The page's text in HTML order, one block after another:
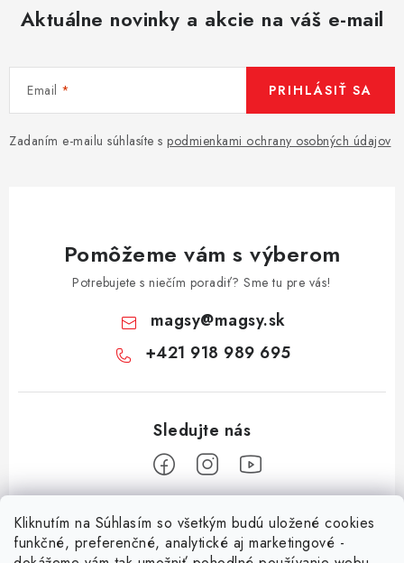
Kliknutím na Súhlasím so všetkým budú uložené cookies
funkčné, preferenčné, analytické aj marketingové -
Aktuálne novinky a akcie na váš e-mail
Email
Zadaním e-mailu súhlasíte s podmienkami ochrany osobných údajov
PRIHLÁSIŤ SA
Pomôžeme vám s výberom
Potrebujete s niečím poradiť? Sme tu pre vás!
magsy@magsy.sk
+421 918 989 695
Informácie pre vás